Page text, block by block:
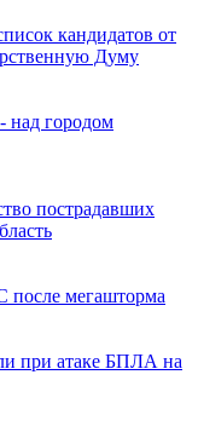
кандидатов от
Думу
над городом
пострадавших
после мегашторма
при атаке БПЛА на